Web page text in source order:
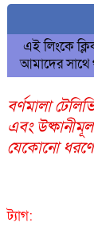
এই লিংকে
আমাদের
বর্ণমালা
এবং
যেকোনো
ট্যাগ: